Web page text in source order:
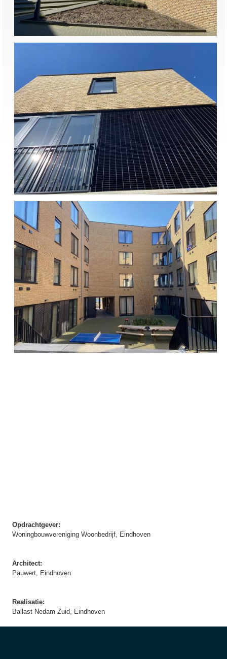
Opdrachtgever:
Woningbouwvereniging Woonbedrijf, Eindhoven
Architect:
Pauwert, Eindhoven
Realisatie:
Ballast Nedam Zuid, Eindhoven